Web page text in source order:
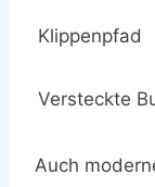
Klippenpfad
Versteckte
Auch